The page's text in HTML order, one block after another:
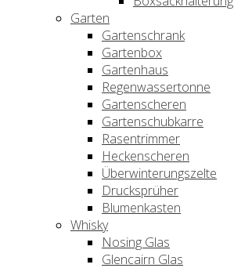
Garten
Gartenschrank
Gartenbox
Gartenhaus
Regenwassertonne
Gartenscheren
Gartenschubkarre
Rasentrimmer
Heckenscheren
Überwinterungszelte
Drucksprüher
Blumenkasten
Whisky
Nosing Glas
Glencairn Glas